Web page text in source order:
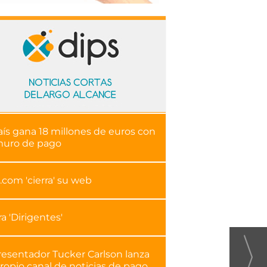
gana 18 millones de euros con
de pago
'cierra' su web
'Dirigentes'
Tucker Carlson lanza